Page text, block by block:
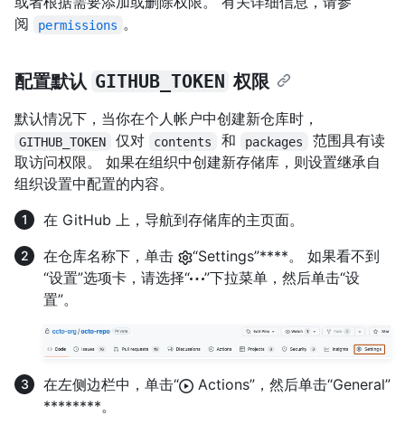
阅
permissions 。
配置默认 GITHUB_TOKEN 权限
默认情况下，当你在个人帐户中创建新仓库时，
GITHUB_TOKEN 仅对 contents 和 packages
范围具有读
取访问权限。 如果在组织中创建新存储库，则设置继承自
组织设置中配置的内容。
在 GitHub 上，导航到存储库的主页面。
在仓库名称下，单击
“Settings”****。 如果看不到
“设置”选项卡，请选择“
”下拉菜单，然后单击“设
置”。
在左侧边栏中，单击“
Actions”，然后单击“General”
********。